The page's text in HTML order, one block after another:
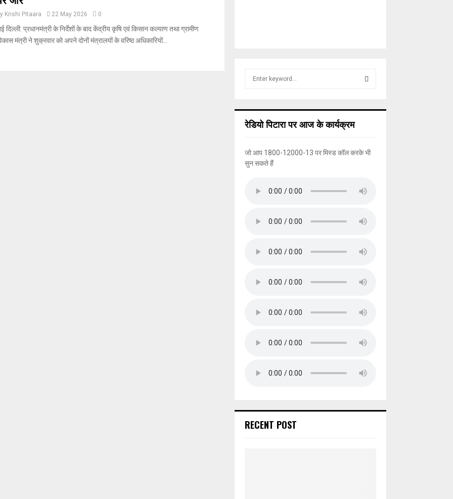
Krishi Pitaara 22 May 2026 0
दिल्ली: प्रधानमंत्री के निर्देशों के बाद केंद्रीय कृषि एवं किसान कल्याण तथा ग्रामीण
मंत्री ने शुक्रवार को अपने दोनों मंत्रालयों के वरिष्ठ अधिकारियों...
h
रेडियो पिटारा पर आज के कार्यक्रम
जो आप 1800-12000-13 पर मिस्ड कॉल करके भी
सुन सकते हैं
RECENT POST